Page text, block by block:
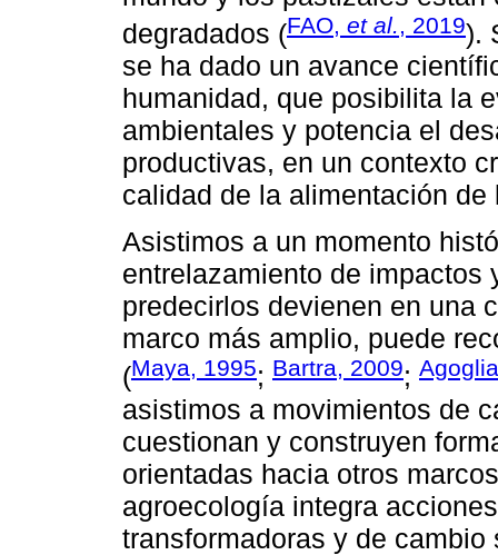
degradados (FAO, et al., 2019).
se ha dado un avance
humanidad, que posibilita la
ambientales y potencia el
productivas, en un contexto
calidad de la alimentación de
Asistimos a un momento
entrelazamiento de
predecirlos devienen en una
marco más amplio, puede
(Maya, 1995; Bartra, 2009;
asistimos a movimientos de
cuestionan y construyen
orientadas hacia otros
agroecología integra
transformadoras y de cambio